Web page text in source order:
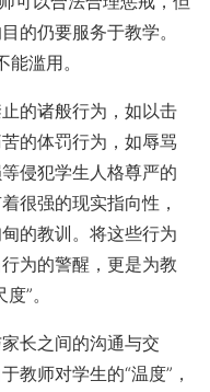
的仍要服务于教学。
滥用。
的诸般行为，如以击
的体罚行为，如辱骂
侵犯学生人格尊严的
很强的现实指向性，
的教训。将这些行为
为的警醒，更是为教
”。
长之间的沟通与交
教师对学生的“温度”，